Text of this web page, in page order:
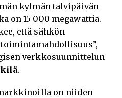
kylmän talvipäivän
on 15 000 megawattia.
että sähkön
verkkosuunnittelun
.
on niiden